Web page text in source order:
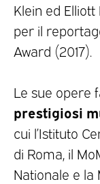
Klein ed
per il
Award (2017).
Le sue opere
prestigiosi
cui l’Istituto
di Roma, il
Nationale e la